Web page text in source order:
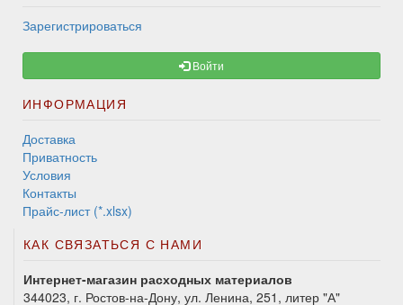
Зарегистрироваться
Войти
ИНФОРМАЦИЯ
Доставка
Приватность
Условия
Контакты
Прайс-лист (*.xlsx)
КАК СВЯЗАТЬСЯ С НАМИ
Интернет-магазин расходных материалов
344023, г. Ростов-на-Дону, ул. Ленина, 251, литер "А"